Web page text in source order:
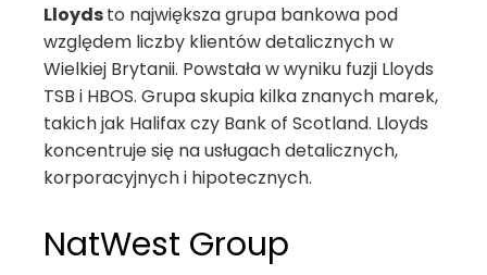
Lloydsto największa grupa bankowa pod
względem liczby klientów detalicznych w
Wielkiej Brytanii. Powstała w wyniku fuzji Lloyds
TSB i HBOS. Grupa skupia kilka znanych marek,
takich jak Halifax czy Bank of Scotland. Lloyds
koncentruje się na usługach detalicznych,
korporacyjnych i hipotecznych.
NatWest Group